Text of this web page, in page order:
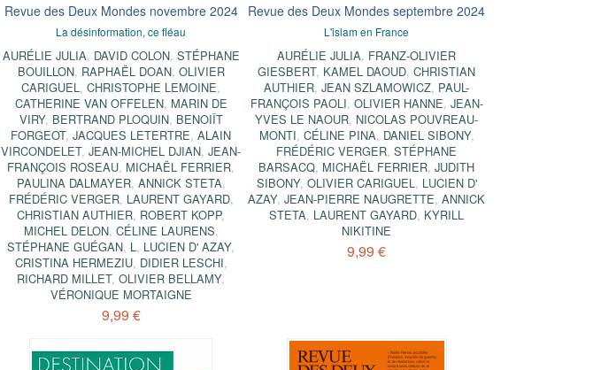
Revue des Deux Mondes novembre 2024
La désinformation, ce fléau
AURÉLIE JULIA, DAVID COLON, STÉPHANE
BOUILLON, RAPHAËL DOAN, OLIVIER
CARIGUEL ,CHRISTOPHE LEMOINE,
CATHERINE VAN OFFELEN, MARIN DE
VIRY, BERTRAND PLOQUIN, BENOIÎT
FORGEOT,JACQUES LETERTRE,ALAIN
VIRCONDELET,JEAN-MICHEL DJIAN,JEAN-
FRANÇOIS ROSEAU, MICHAËL FERRIER,
PAULINA DALMAYER, ANNICK STETA,
FRÉDÉRIC VERGER, LAURENT GAYARD,
CHRISTIAN AUTHIER, ROBERT KOPP,
MICHEL DELON, CÉLINE LAURENS,
STÉPHANE GUÉGAN, L , LUCIEN D' AZAY,
CRISTINA HERMEZIU, DIDIER LESCHI,
RICHARD MILLET,OLIVIER BELLAMY,
VÉRONIQUE MORTAIGNE
9,99 €
Revue des Deux Mondes septembre 2024
L'islam en France
AURÉLIE JULIA, FRANZ-OLIVIER
GIESBERT, KAMEL DAOUD,CHRISTIAN
AUTHIER,JEAN SZLAMOWICZ, PAUL-
FRANÇOIS PAOLI, OLIVIER HANNE, JEAN-
YVES LE NAOUR, NICOLAS POUVREAU-
MONTI, CÉLINE PINA, DANIEL SIBONY,
FRÉDÉRIC VERGER,STÉPHANE
BARSACQ, MICHAËL FERRIER,JUDITH
SIBONY, OLIVIER CARIGUEL , LUCIEN D'
AZAY,JEAN-PIERRE NAUGRETTE,ANNICK
STETA, LAURENT GAYARD, KYRILL
NIKITINE
9,99 €